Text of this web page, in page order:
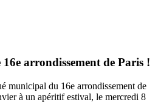
arrondissement de Paris !
municipal du 16e arrondissement de
à un apéritif estival, le mercredi 8